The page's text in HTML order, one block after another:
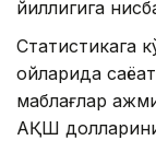
йиллигига
Статистикага
ойларида
маблағлар
АҚШ